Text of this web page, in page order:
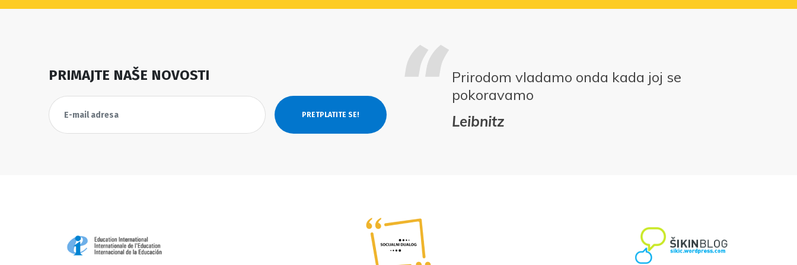
PRIMAJTE NAŠE NOVOSTI
Prirodom vladamo onda kada joj se
pokoravamo
Leibnitz